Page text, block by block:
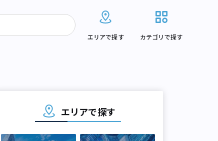
エリアで探す カテゴリで探す
エリアで探す